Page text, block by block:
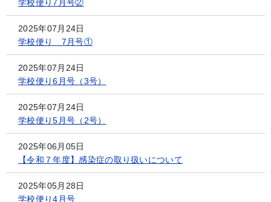
学校便り7月号②
2025年07月24日
学校便り 7月号①
2025年07月24日
学校便り6月号（3号）
2025年07月24日
学校便り5月号（2号）
2025年06月05日
【令和７年度】感染症の取り扱いについて
2025年05月28日
学校便り4月号